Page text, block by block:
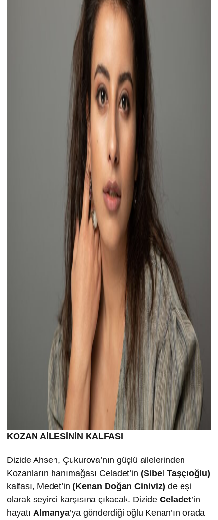
KOZAN AİLESİNİN KALFASI
Dizide Ahsen, Çukurova’nın güçlü ailelerinden
Kozanların hanımağası Celadet’in (Sibel Taşçıoğlu)
kalfası, Medet’in (Kenan Doğan Ciniviz) de eşi
olarak seyirci karşısına çıkacak. Dizide Celadet’in
hayatı Almanya’ya gönderdiği oğlu Kenan’ın orada